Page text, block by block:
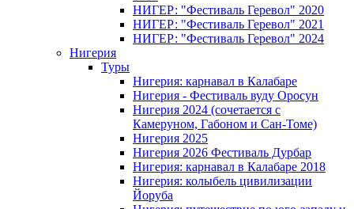
НИГЕР: "Фестиваль Геревол" 2020
НИГЕР: "Фестиваль Геревол" 2021
НИГЕР: "Фестиваль Геревол" 2024
Нигерия
Туры
Нигерия: карнавал в Калабаре
Нигерия - Фестиваль вуду Оросун
Нигерия 2024 (сочетается с
Камеруном, Габоном и Сан-Томе)
Нигерия 2025
Нигерия 2026 Фестиваль Дурбар
Нигерия: карнавал в Калабаре 2018
Нигерия: колыбель цивилизации
Йоруба